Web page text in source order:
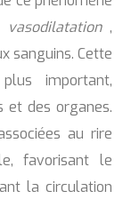
vasodilatation,
sanguins. Cette
important,
et des organes.
au rire
favorisant le
la circulation